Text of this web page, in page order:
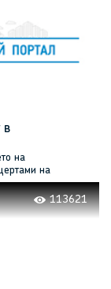
в
на
на
113621